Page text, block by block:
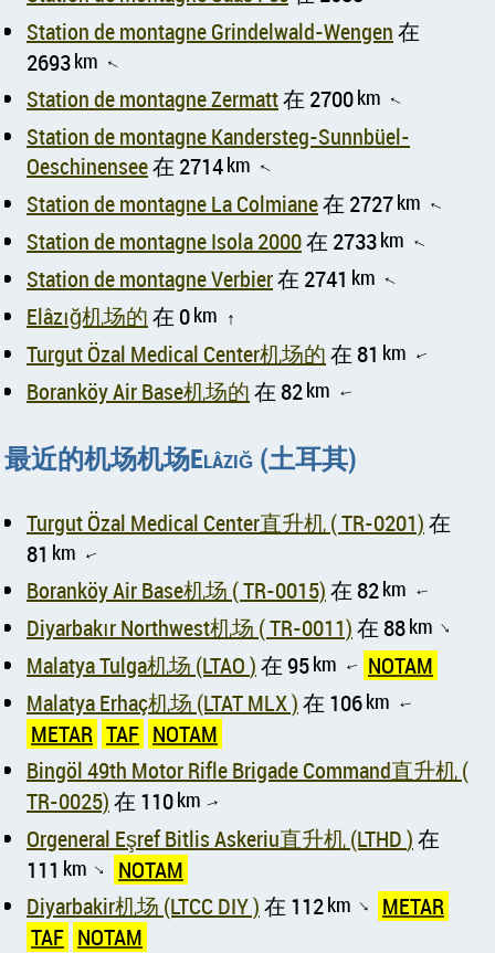
Station de montagne Grindelwald-Wengen在
2693km ↑
Station de montagne Zermatt在 2700km ↑
Station de montagne Kandersteg-Sunnbüel-
Oeschinensee在 2714km ↑
Station de montagne La Colmiane在 2727km ↑
Station de montagne Isola 2000在 2733km ↑
Station de montagne Verbier在 2741 km ↑
Elâzığ机场的在 0km ↑
Turgut Özal Medical Center机场的在 81 km ↑
Boranköy Air Base机场的在 82km ↑
最近的机场机场Elâzığ (土耳其)
Turgut Özal Medical Center直升机 ( TR-0201)在
81 km ↑
Boranköy Air Base机场 ( TR-0015)在 82km ↑
Diyarbakır Northwest机场 ( TR-0011)在 88km ↑
Malatya Tulga机场 (LTAO )在 95km ↑
NOTAM
Malatya Erhaç机场 (LTAT MLX )在 106km ↑
METAR TAF NOTAM
Bingöl 49th Motor Rifle Brigade Command直升机 (
TR-0025)在 110km ↑
Orgeneral Eşref Bitlis Askeriu直升机 (LTHD )在
111 km ↑
NOTAM
Diyarbakir机场 (LTCC DIY )在 112km ↑
METAR
TAF NOTAM